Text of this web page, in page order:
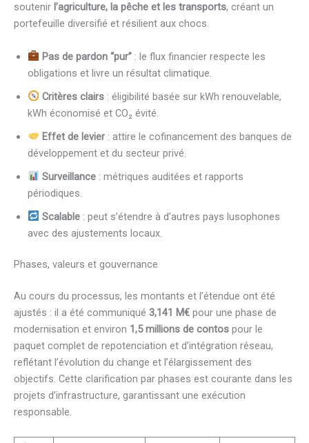
soutenir l’agriculture, la pêche et les transports, créant un
portefeuille diversifié et résilient aux chocs.
Pas de pardon “pur”: le flux financier respecte les
obligations et livre un résultat climatique.
Critères clairs: éligibilité basée sur kWh renouvelable,
kWh économisé et CO₂ évité.
Effet de levier: attire le cofinancement des banques de
développement et du secteur privé.
Surveillance: métriques auditées et rapports
périodiques.
Scalable: peut s’étendre à d’autres pays lusophones
avec des ajustements locaux.
Phases, valeurs et gouvernance
Au cours du processus, les montants et l’étendue ont été
ajustés : il a été communiqué 3,141 M€ pour une phase de
modernisation et environ 1,5 millions de contos pour le
paquet complet de repotenciation et d’intégration réseau,
reflétant l’évolution du change et l’élargissement des
objectifs. Cette clarification par phases est courante dans les
projets d’infrastructure, garantissant une exécution
responsable.